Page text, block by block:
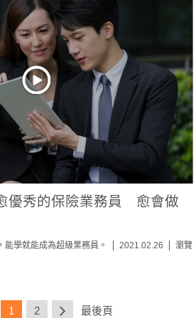
優秀的保險業務員 愈會做
學就能成為超級業務員。 2021.02.26
瀏覽
1 2 最後頁